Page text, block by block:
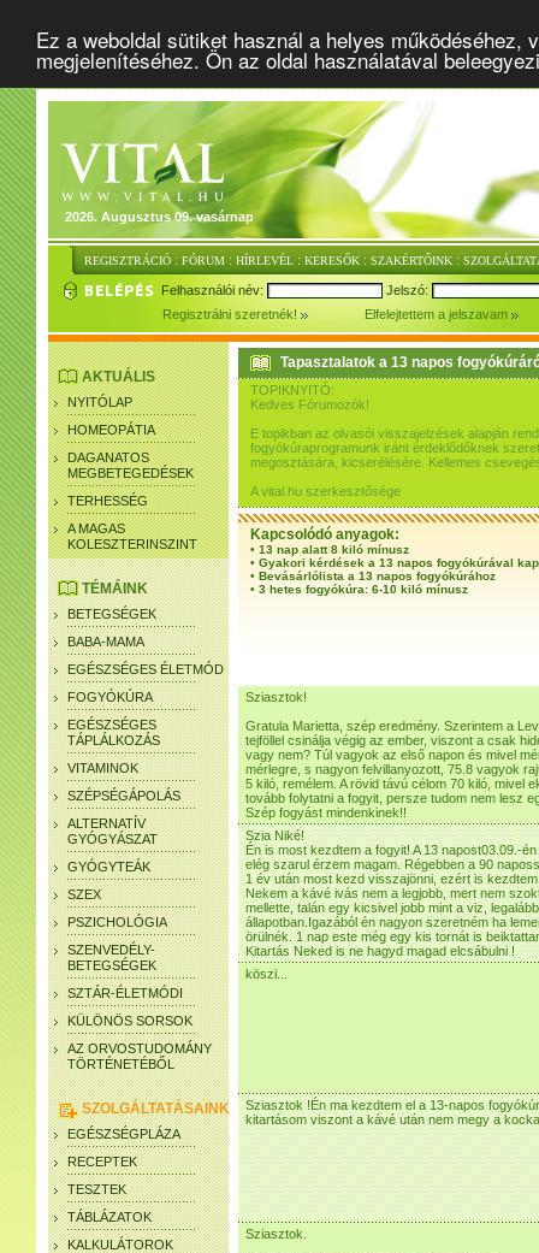
Ez a weboldal sütiket használ a helyes
megjelenítéséhez. Ön az oldal használatával
2026. Augusztus 09. vasárnap
REGISZTRÁCIÓ : FÓRUM : HÍRLEVÉL : KERESŐK : SZAKÉRTŐINK :
Felhasználói név:
Jelszó:
Regisztrálni szeretnék!
Elfelejtettem a jelszavam
AKTUÁLIS
NYITÓLAP
HOMEOPÁTIA
DAGANATOS
MEGBETEGEDÉSEK
TERHESSÉG
A MAGAS
KOLESZTERINSZINT
TÉMÁINK
BETEGSÉGEK
BABA-MAMA
EGÉSZSÉGES ÉLETMÓD
FOGYÓKÚRA
EGÉSZSÉGES
TÁPLÁLKOZÁS
VITAMINOK
SZÉPSÉGÁPOLÁS
ALTERNATÍV
GYÓGYÁSZAT
GYÓGYTEÁK
SZEX
PSZICHOLÓGIA
SZENVEDÉLY-
BETEGSÉGEK
SZTÁR-ÉLETMÓDI
KÜLÖNÖS SORSOK
AZ ORVOSTUDOMÁNY
TÖRTÉNETÉBŐL
SZOLGÁLTATÁSAINK
EGÉSZSÉGPLÁZA
RECEPTEK
TESZTEK
TÁBLÁZATOK
KALKULÁTOROK
Tapasztalatok a 13 napos
TOPIKNYITÓ:
Kedves Fórumozók!
E topikban az olvasói visszajelzések alapján
fogyókúraprogramunk iránt érdeklődőknek
megosztására, kicserélésére. Kellemes
A vital.hu szerkesztősége
Kapcsolódó anyagok:
• 13 nap alatt 8 kiló mínusz
• Gyakori kérdések a 13 napos fogyókúrával
• Bevásárlólista a 13 napos fogyókúrához
• 3 hetes fogyókúra: 6-10 kiló mínusz
Sziasztok!
Gratula Marietta, szép eredmény. Szerintem a
tejföllel csinálja végig az ember, viszont a csak
vagy nem? Túl vagyok az első napon és mivel
mérlegre, s nagyon felvillanyozott, 75.8 vagyok
5 kiló, remélem. A rövid távú célom 70 kiló, mivel
tovább folytatni a fogyit, persze tudom nem lesz
Szép fogyást mindenkinek!!
Szia Niké!
Én is most kezdtem a fogyit! A 13 napost03.09.-
elég szarul érzem magam. Régebben a 90
1 év után most kezd visszajönni, ezért is
Nekem a kávé ivás nem a legjobb, mert nem
mellette, talán egy kicsivel jobb mint a viz,
állapotban.Igazából én nagyon szeretném ha
örülnék. 1 nap este még egy kis tornát is
Kitartás Neked is ne hagyd magad elcsábulni !
köszi...
Sziasztok !Én ma kezdtem el a 13-napos
kitartásom viszont a kávé után nem megy a
Sziasztok.